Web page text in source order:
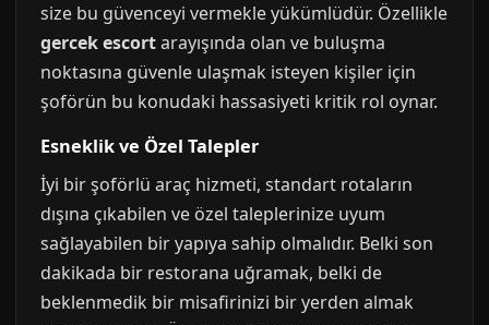
size bu güvenceyi vermekle yükümlüdür. Özellikle
gercek escortarayışında olan ve buluşma
noktasına güvenle ulaşmak isteyen kişiler için
şoförün bu konudaki hassasiyeti kritik rol oynar.
Esneklik ve Özel Talepler
İyi bir şoförlü araç hizmeti, standart rotaların
dışına çıkabilen ve özel taleplerinize uyum
sağlayabilen bir yapıya sahip olmalıdır. Belki son
dakikada bir restorana uğramak, belki de
beklenmedik bir misafirinizi bir yerden almak